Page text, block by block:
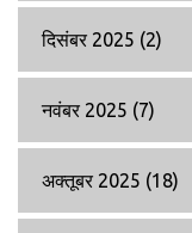
दिसंबर 2025 (2)
नवंबर 2025 (7)
अक्तूबर 2025 (18)